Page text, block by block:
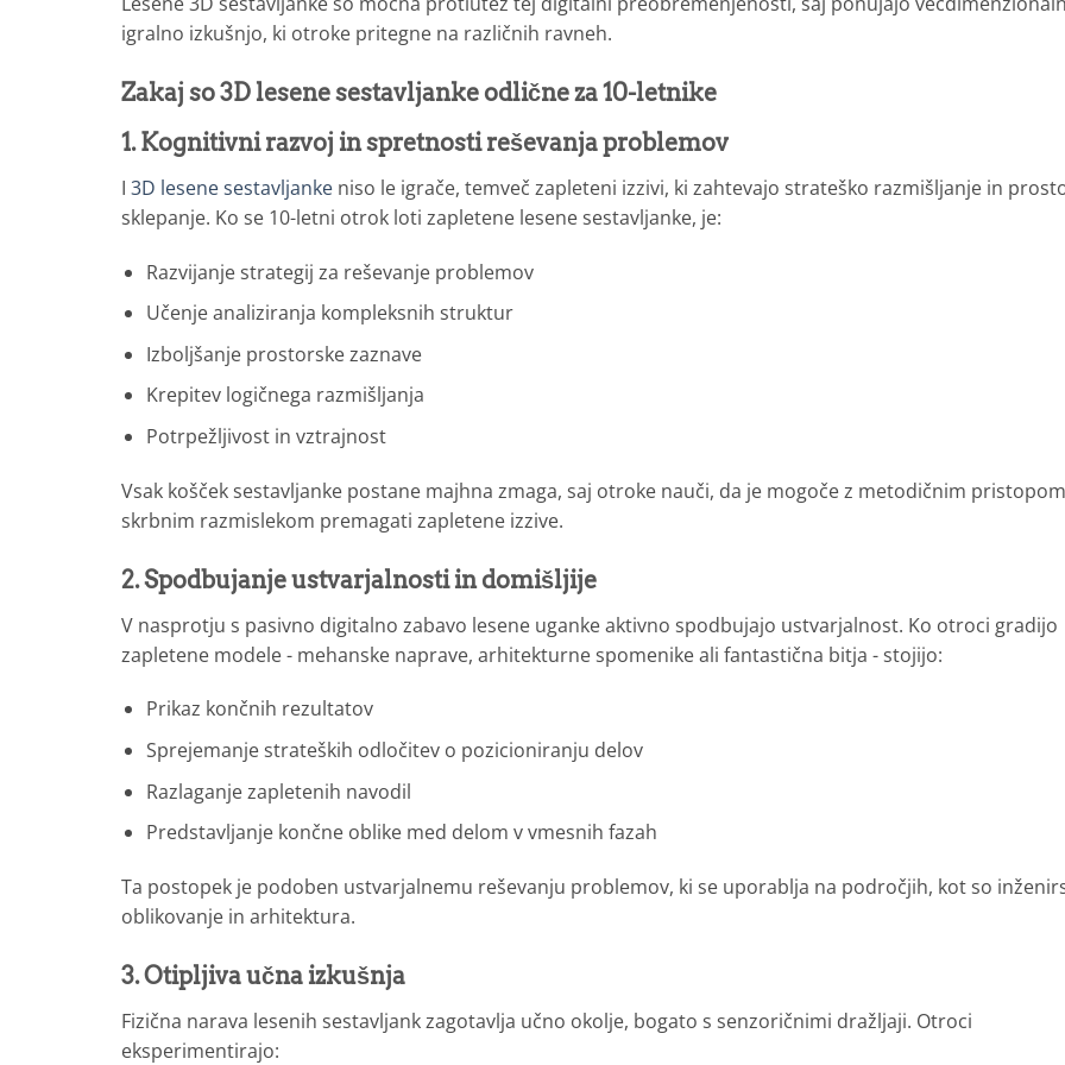
igralno izkušnjo, ki otroke pritegne na različnih ravneh.
Zakaj so 3D lesene sestavljanke odlične za 10-letnike
1. Kognitivni razvoj in spretnosti reševanja problemov
I 3D lesene sestavljanke niso le igrače, temveč zapleteni izzivi, ki zahtevajo strateško razmišljanje in
sklepanje. Ko se 10-letni otrok loti zapletene lesene sestavljanke, je:
Razvijanje strategij za reševanje problemov
Učenje analiziranja kompleksnih struktur
Izboljšanje prostorske zaznave
Krepitev logičnega razmišljanja
Potrpežljivost in vztrajnost
Vsak košček sestavljanke postane majhna zmaga, saj otroke nauči, da je mogoče z metodičnim
skrbnim razmislekom premagati zapletene izzive.
2. Spodbujanje ustvarjalnosti in domišljije
V nasprotju s pasivno digitalno zabavo lesene uganke aktivno spodbujajo ustvarjalnost. Ko otroci gradijo
zapletene modele - mehanske naprave, arhitekturne spomenike ali fantastična bitja - stojijo:
Prikaz končnih rezultatov
Sprejemanje strateških odločitev o pozicioniranju delov
Razlaganje zapletenih navodil
Predstavljanje končne oblike med delom v vmesnih fazah
Ta postopek je podoben ustvarjalnemu reševanju problemov, ki se uporablja na področjih, kot so
oblikovanje in arhitektura.
3. Otipljiva učna izkušnja
Fizična narava lesenih sestavljank zagotavlja učno okolje, bogato s senzoričnimi dražljaji. Otroci
eksperimentirajo: